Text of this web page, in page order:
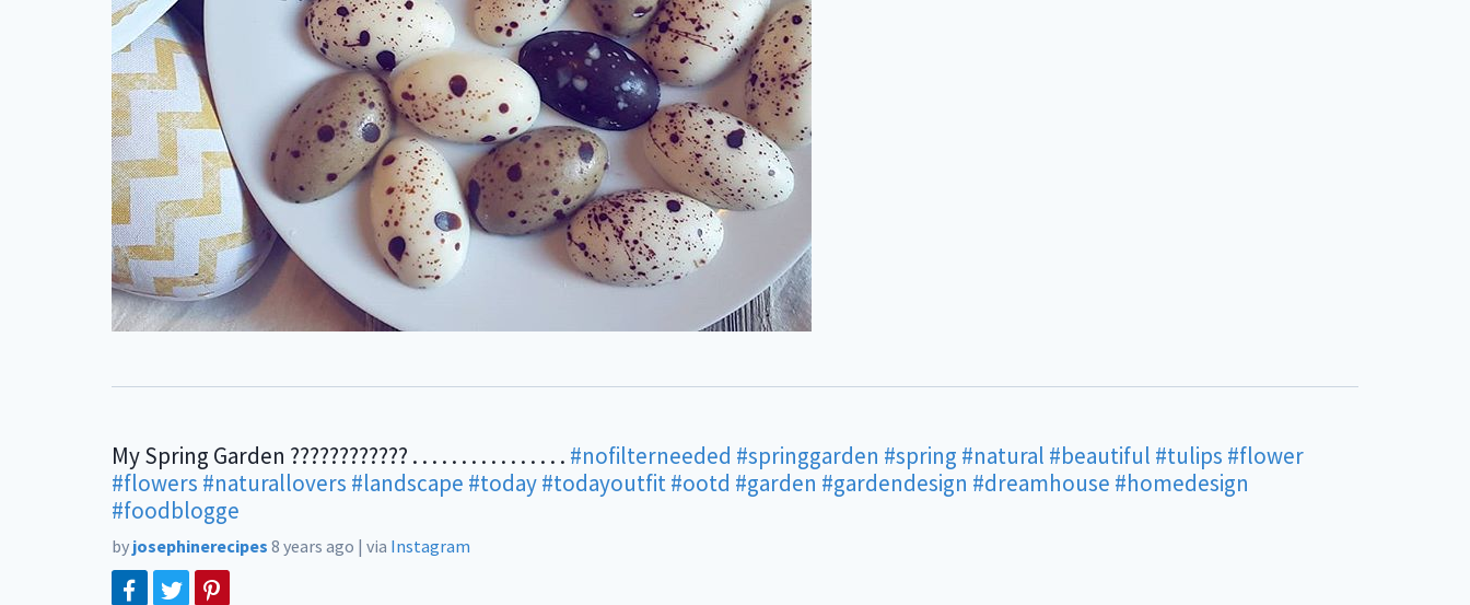
My Spring Garden ???????????? . . . . . . . . . . . . . . . . #nofilterneeded #springgarden #spring #natural #beautiful #tulips #flower
#flowers #naturallovers #landscape #today#todayoutfit#ootd #garden #gardendesign #dreamhouse #homedesign
#foodblogge
by josephinerecipes 8 years ago | via Instagram